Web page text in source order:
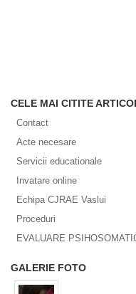
CELE MAI CITITE
Contact
Acte necesare
Servicii educationale
Invatare online
Echipa CJRAE Vaslui
Proceduri
EVALUARE
GALERIE FOTO